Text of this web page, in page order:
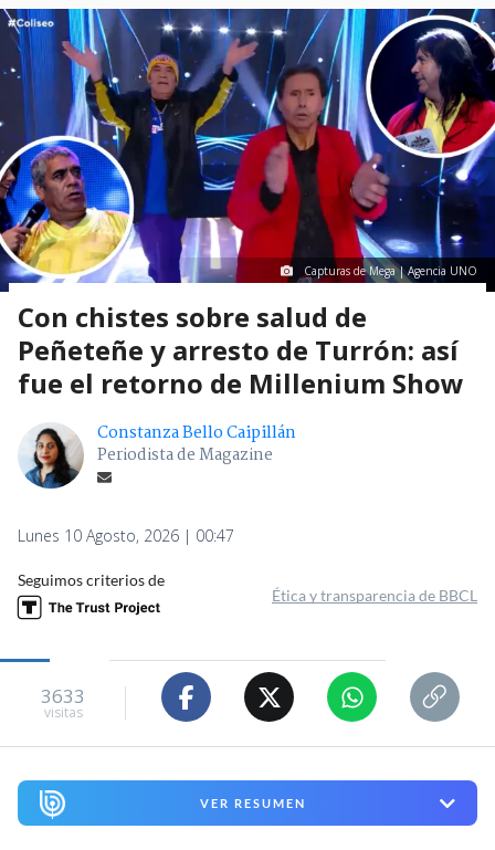
Capturas de Mega | Agencia UNO
Con chistes sobre salud de
Peñeteñe y arresto de Turrón: así
fue el retorno de Millenium Show
Constanza Bello Caipillán
Periodista de Magazine
Lunes 10 Agosto, 2026 | 00:47
Seguimos criterios de
Ética y transparencia de BBCL
3633
visitas
VER RESUMEN